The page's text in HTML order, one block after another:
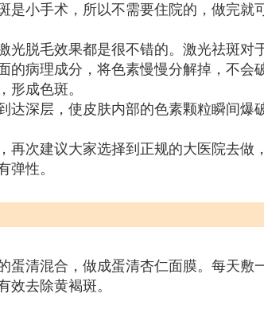
小手术，所以不需要住院的，做完
脱毛效果都是很不错的。激光祛斑
病理成分，将色素慢慢分解掉，不
成色斑。
深层，使皮肤内部的色素颗粒瞬间爆
次建议大家选择到正规的大医院去
性。
清混合，做成蛋清杏仁面膜。每天
去除黄褐斑。